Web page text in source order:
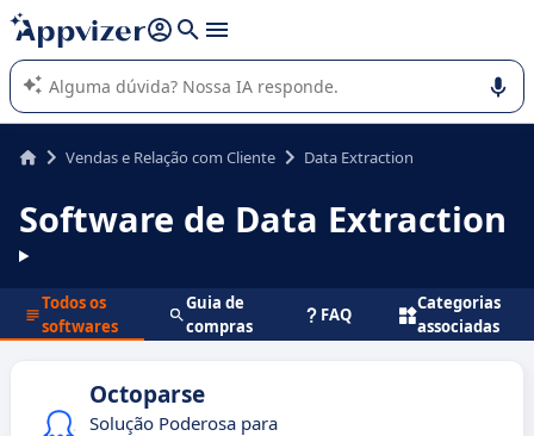
de nossa IA (várias linhas com
A IA do Appvizer o orienta no uso ou na seleção de software
SaaS para sua empresa.
Vendas e Relação com Cliente Data Extraction
Software de Data Extraction
Todos os
softwares
Guia de
compras
FAQ
Categorias
associadas
Octoparse
Solução Poderosa para